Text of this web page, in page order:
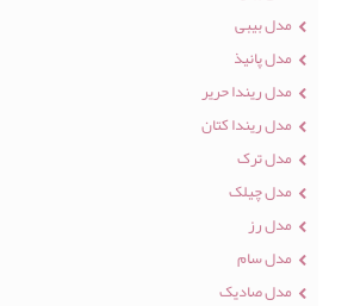
مدل بیبی
مدل پانیذ
مدل ریندا حریر
مدل ریندا کتان
مدل ترک
مدل چیلک
مدل رز
مدل سام
مدل صادیک